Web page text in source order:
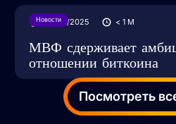
Новости
28/05/2025 < 1 M
МВФ сдерживает
отношении биткоина
Посмотреть